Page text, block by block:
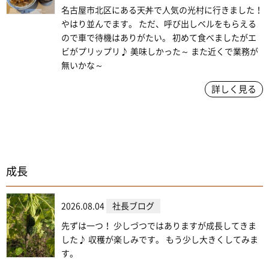
名古屋市北区にある天丼で人気の光村に行きました！
やはり並んでます。 ただ、呼び出しベルをもらえる
ので車で待機はありがたい。 初めて食べましたがエ
ビがプリップリ♪ 美味しかった～ また近くで業務が
無いかな～
詳しく見る
成長
2026.08.04 社長ブログ
先ずは一つ！ 少しづつではありますが成長してきま
した♪ 収穫が楽しみです。 もう少し大きくしてみま
す。